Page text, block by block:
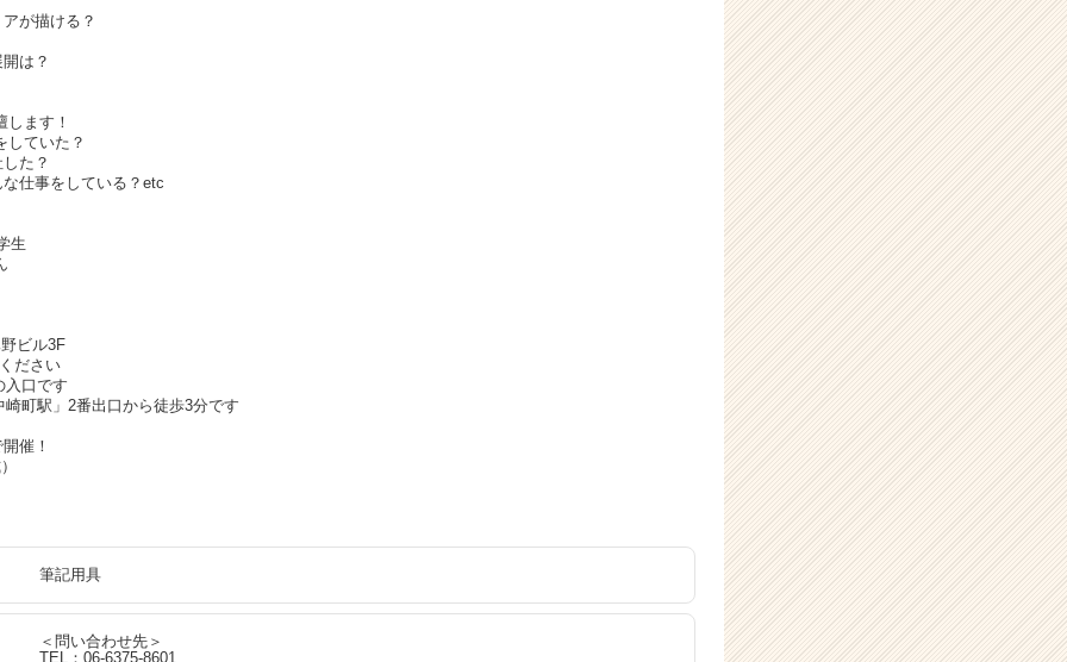
が描ける？
は？
します！
ていた？
た？
仕事をしている？etc
生
ビル3F
ださい
口です
町駅」2番出口から徒歩3分です
催！
筆記用具
＜問い合わせ先＞
TEL：06-6375-8601